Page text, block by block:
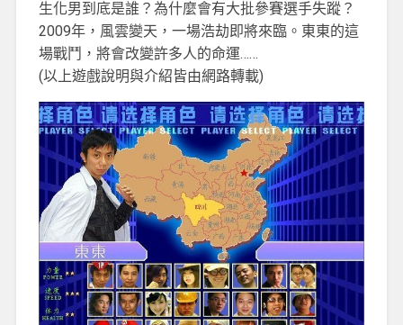
生化男到底是誰？為什麼會有大批參賽選手失蹤？
2009年，風雲變天，一場浩劫即將來臨。東東的這
場戰鬥，將會改變許多人的命運……
(以上遊戲說明與介紹皆由網路轉載)